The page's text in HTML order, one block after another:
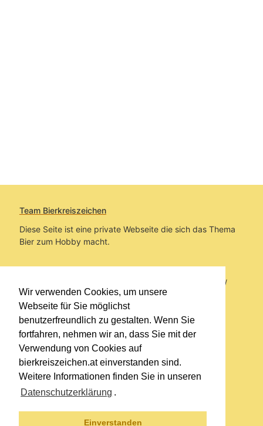
Wir verwenden Cookies, um unsere
Webseite für Sie möglichst
benutzerfreundlich zu gestalten. Wenn Sie
fortfahren, nehmen wir an, dass Sie mit der
Verwendung von Cookies auf
bierkreiszeichen.at einverstanden sind.
Weitere Informationen finden Sie in unseren
Datenschutzerklärung .
Einverstanden
Team Bierkreiszeichen
Diese Seite ist eine private Webseite die sich das Thema
Bier zum Hobby macht.
Sie befinden sich auf https://www.bierkreiszeichen.at/
im Pfad:Bierkreiszeichen/Gesammelte Biere
Erstellt: 2026-08-10
Links
Impressum
Datenschutzerklärung